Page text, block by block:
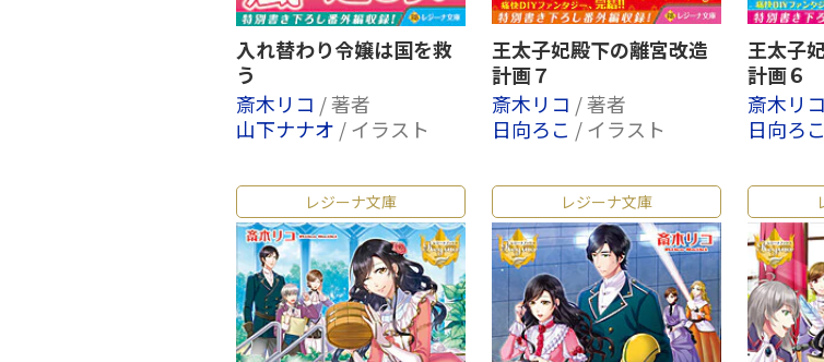
入れ替わり令嬢は国を救
う
斎木リコ / 著者
山下ナナオ / イラスト
王太子妃殿下の離宮改造
計画７
斎木リコ / 著者
日向ろこ / イラスト
王太子
計画６
斎木リコ
日向ろこ
レジーナ文庫 レジーナ文庫